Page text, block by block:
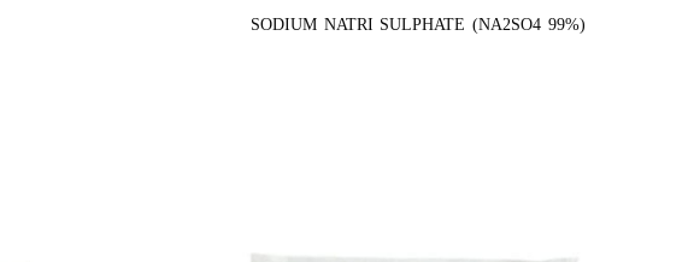
SODIUM NATRI SULPHATE (NA2SO4 99%)